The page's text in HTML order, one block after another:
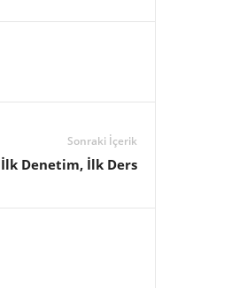
Sonraki İçerik
İlk Denetim, İlk Ders